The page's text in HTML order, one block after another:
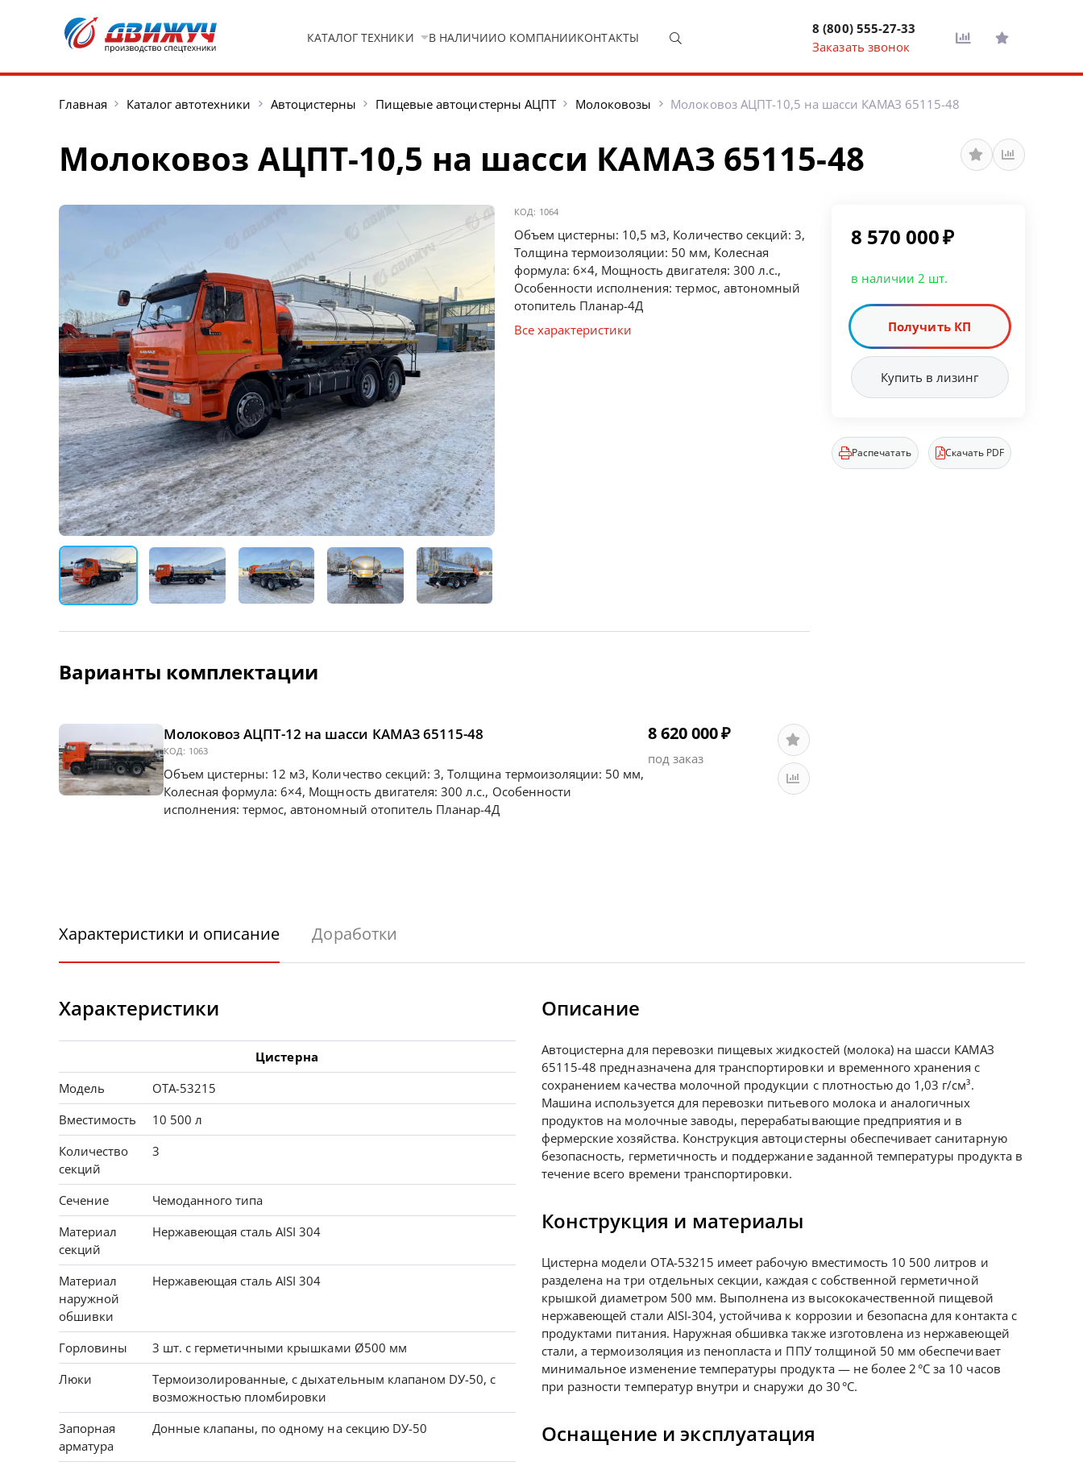
КАТАЛОГ ТЕХНИКИ В НАЛИЧИИО КОМПАНИИКОНТАКТЫ
8 (800) 555-27-33
Заказать звонок
Главная Каталог автотехники Автоцистерны Пищевые автоцистерны АЦПТ Молоковозы Молоковоз АЦПТ-10,5 на шасси КАМАЗ 65115-48
Молоковоз АЦПТ-10,5 на шасси КАМАЗ 65115-48
КОД: 1064
Объем цистерны: 10,5 м3, Количество секций: 3,
Толщина термоизоляции: 50 мм, Колесная
формула: 6×4, Мощность двигателя: 300 л.с.,
Особенности исполнения: термос, автономный
отопитель Планар-4Д
Все характеристики
8 570 000₽
в наличии 2 шт.
Получить КП
Купить в лизинг
Распечатать Скачать PDF
Варианты комплектации
Молоковоз АЦПТ-12 на шасси КАМАЗ 65115-48
КОД: 1063
Объем цистерны: 12 м3, Количество секций: 3, Толщина термоизоляции: 50 мм,
Колесная формула: 6×4, Мощность двигателя: 300 л.с., Особенности
исполнения: термос, автономный отопитель Планар-4Д
8 620 000₽
под заказ
Характеристики и описание Доработки
Характеристики
Цистерна
Модель
ОТА-53215
Вместимость
10 500 л
Количество
секций
3
Сечение
Чемоданного типа
Материал
секций
Нержавеющая сталь AISI 304
Материал
наружной
обшивки
Нержавеющая сталь AISI 304
Горловины
3 шт. с герметичными крышками Ø500 мм
Люки
Термоизолированные, с дыхательным клапаном DУ-50, с
возможностью пломбировки
Запорная
арматура
Донные клапаны, по одному на секцию DУ-50
Описание
Автоцистерна для перевозки пищевых жидкостей (молока) на шасси КАМАЗ
65115-48 предназначена для транспортировки и временного хранения с
сохранением качества молочной продукции с плотностью до 1,03 г/см³.
Машина используется для перевозки питьевого молока и аналогичных
продуктов на молочные заводы, перерабатывающие предприятия и в
фермерские хозяйства. Конструкция автоцистерны обеспечивает санитарную
безопасность, герметичность и поддержание заданной температуры продукта в
течение всего времени транспортировки.
Конструкция и материалы
Цистерна модели ОТА-53215 имеет рабочую вместимость 10 500 литров и
разделена на три отдельных секции, каждая с собственной герметичной
крышкой диаметром 500 мм. Выполнена из высококачественной пищевой
нержавеющей стали AISI-304, устойчива к коррозии и безопасна для контакта с
продуктами питания. Наружная обшивка также изготовлена из нержавеющей
стали, а термоизоляция из пенопласта и ППУ толщиной 50 мм обеспечивает
минимальное изменение температуры продукта — не более 2 °C за 10 часов
при разности температур внутри и снаружи до 30 °C.
Оснащение и эксплуатация